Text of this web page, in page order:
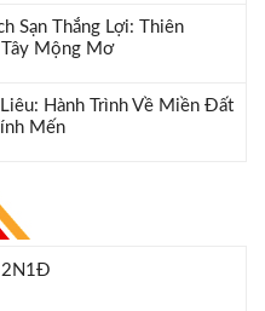
Sạn Thắng Lợi: Thiên
Mộng Mơ
Liêu: Hành Trình Về Miền Đất
Mến
2N1Đ